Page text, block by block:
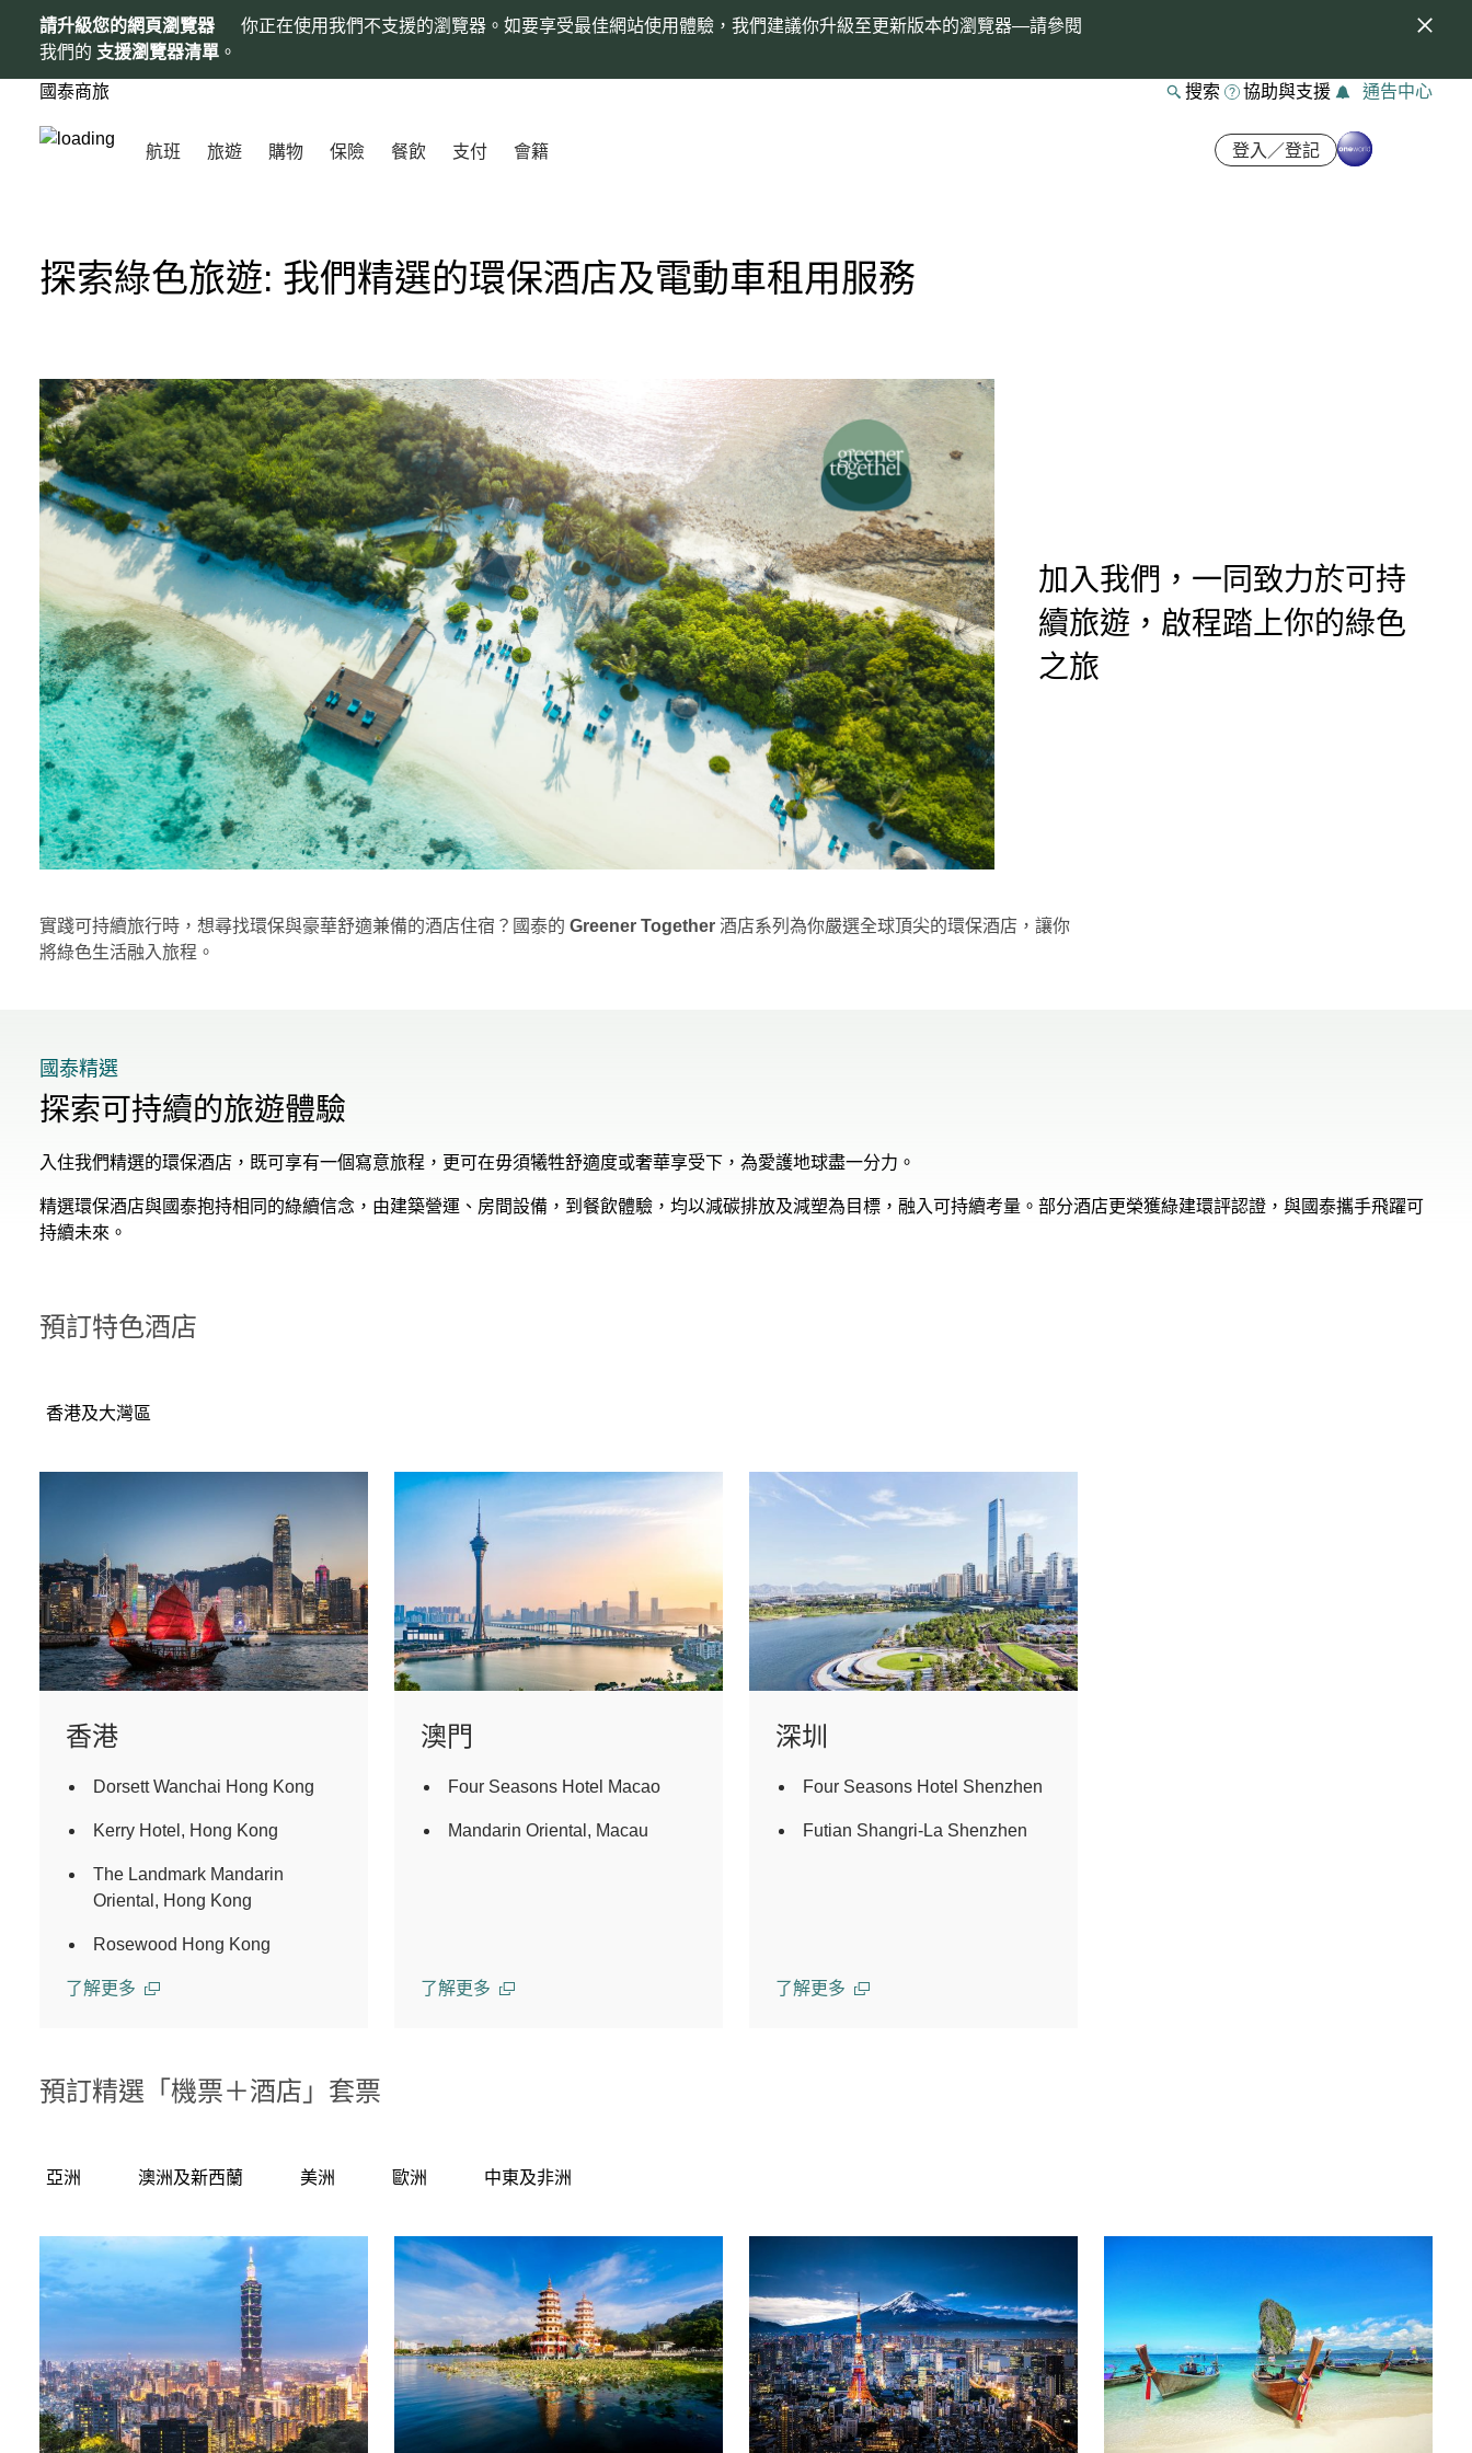
請升級您的網頁瀏覽器
你正在使用我們不支援的瀏覽器。如要享受最佳網站使用體驗，我們建議你升級至更新版本的瀏覽器—請參閱
我們的 支援瀏覽器清單 。
國泰商旅 搜索 協助與支援 通告中心
航班 旅遊 購物 保險 餐飲 支付 會籍 登入／登記
探索綠色旅遊: 我們精選的環保酒店及電動車租用服務
加入我們，一同致力於可持
續旅遊，啟程踏上你的綠色
之旅
實踐可持續旅行時，想尋找環保與豪華舒適兼備的酒店住宿？國泰的 Greener Together 酒店系列為你嚴選全球頂尖的環保酒店，讓你
將綠色生活融入旅程。
國泰精選
探索可持續的旅遊體驗
入住我們精選的環保酒店，既可享有一個寫意旅程，更可在毋須犧牲舒適度或奢華享受下，為愛護地球盡一分力。
精選環保酒店與國泰抱持相同的綠續信念，由建築營運、房間設備，到餐飲體驗，均以減碳排放及減塑為目標，融入可持續考量。部分酒店更榮獲綠建環評認證，與國泰攜手飛躍可
持續未來。
預訂特色酒店
香港及大灣區
香港
Dorsett Wanchai Hong Kong
Kerry Hotel, Hong Kong
The Landmark Mandarin
Oriental, Hong Kong
Rosewood Hong Kong
了解更多
澳門
Four Seasons Hotel Macao
Mandarin Oriental, Macau
了解更多
深圳
Four Seasons Hotel Shenzhen
Futian Shangri-La Shenzhen
了解更多
預訂精選「機票＋酒店」套票
亞洲 澳洲及新西蘭 美洲 歐洲 中東及非洲